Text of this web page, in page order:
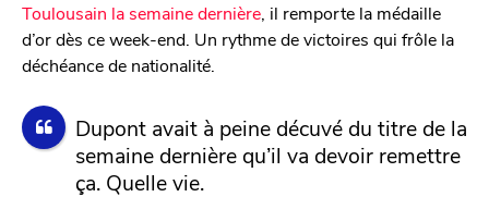
Toulousain la semaine dernière , il remporte la médaille
d’or dès ce week-end. Un rythme de victoires qui frôle la
déchéance de nationalité.
Dupont avait à peine décuvé du titre de la
semaine dernière qu’il va devoir remettre
ça. Quelle vie.